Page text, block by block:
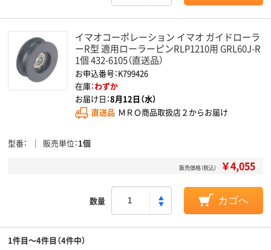
イマオコーポレーション イマオ ガイドローラ
ーR型 適用ローラーピンRLP1210用 GRL60J-R
1個 432-6105（直送品）
お申込番号：K799426
在庫：わずか
お届け日：8月12日（水）
直送品 ＭＲＯ商品取扱店２からお届け
型番 販売単位 1個
販売価格（税込） ￥4,055
数量 カゴへ
1件目～4件目（4件中）